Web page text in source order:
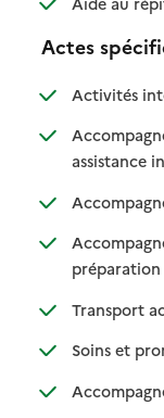
Actes
Activités
assistance
préparation
Transport
Soins et